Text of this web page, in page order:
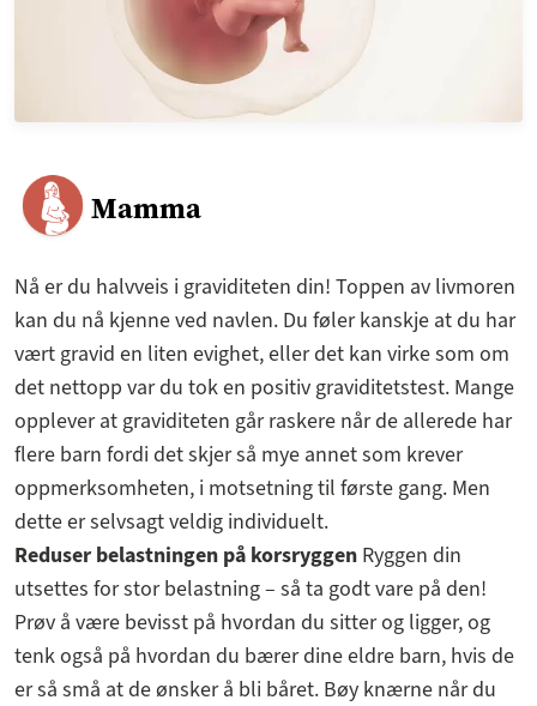
Mamma
Nå er du halvveis i graviditeten din! Toppen av livmoren
kan du nå kjenne ved navlen. Du føler kanskje at du har
vært gravid en liten evighet, eller det kan virke som om
det nettopp var du tok en positiv graviditetstest. Mange
opplever at graviditeten går raskere når de allerede har
flere barn fordi det skjer så mye annet som krever
oppmerksomheten, i motsetning til første gang. Men
dette er selvsagt veldig individuelt.
Reduser belastningen på korsryggen Ryggen din
utsettes for stor belastning – så ta godt vare på den!
Prøv å være bevisst på hvordan du sitter og ligger, og
tenk også på hvordan du bærer dine eldre barn, hvis de
er så små at de ønsker å bli båret. Bøy knærne når du